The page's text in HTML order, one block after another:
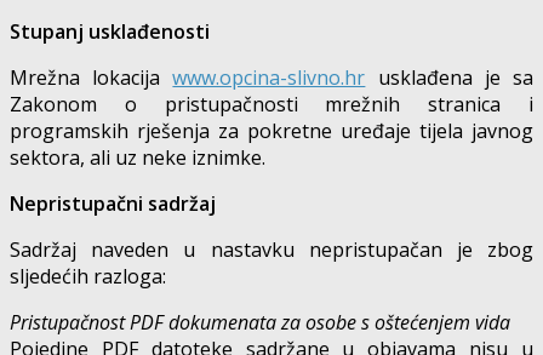
Stupanj usklađenosti
Mrežna lokacijawww.opcina-slivno.hr usklađena je sa
Zakonom o pristupačnosti mrežnih stranica i
programskih rješenja za pokretne uređaje tijela javnog
sektora, ali uz neke iznimke.
Nepristupačni sadržaj
Sadržaj naveden u nastavku nepristupačan je zbog
sljedećih razloga:
Pristupačnost PDF dokumenata za osobe s oštećenjem vida
Pojedine PDF datoteke sadržane u objavama nisu u